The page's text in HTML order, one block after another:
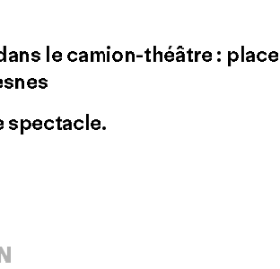
le camion-théâtre :
spectacle.